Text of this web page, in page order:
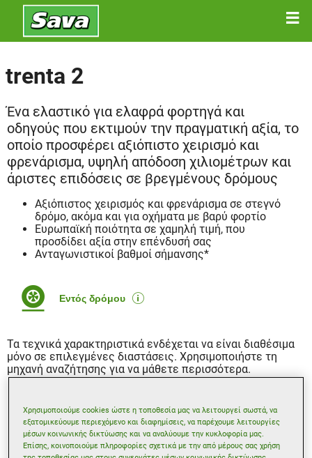
trenta 2
Ένα ελαστικό για ελαφρά φορτηγά και
οδηγούς που εκτιμούν την πραγματική αξία, το
οποίο προσφέρει αξιόπιστο χειρισμό και
φρενάρισμα, υψηλή απόδοση χιλιομέτρων και
άριστες επιδόσεις σε βρεγμένους δρόμους
Αξιόπιστος χειρισμός και φρενάρισμα σε στεγνό
δρόμο, ακόμα και για οχήματα με βαρύ φορτίο
Ευρωπαϊκή ποιότητα σε χαμηλή τιμή, που
προσδίδει αξία στην επένδυσή σας
Ανταγωνιστικοί βαθμοί σήμανσης*
Εντός δρόμου
Τα τεχνικά χαρακτηριστικά ενδέχεται να είναι διαθέσιμα
μόνο σε επιλεγμένες διαστάσεις. Χρησιμοποιήστε τη
μηχανή αναζήτησης για να μάθετε περισσότερα.
Χρησιμοποιούμε cookies ώστε η τοποθεσία μας να λειτουργεί σωστά, να
εξατομικεύουμε περιεχόμενο και διαφημίσεις, να παρέχουμε λειτουργίες
μέσων κοινωνικής δικτύωσης και να αναλύουμε την κυκλοφορία μας.
Επίσης, κοινοποιούμε πληροφορίες σχετικά με την από μέρους σας χρήση